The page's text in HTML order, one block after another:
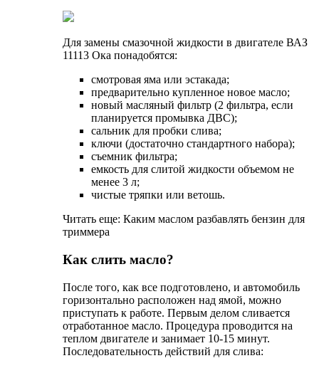
Для замены смазочной жидкости в двигателе ВАЗ
11113 Ока понадобятся:
смотровая яма или эстакада;
предварительно купленное новое масло;
новый масляный фильтр (2 фильтра, если
планируется промывка ДВС);
сальник для пробки слива;
ключи (достаточно стандартного набора);
съемник фильтра;
емкость для слитой жидкости объемом не
менее 3 л;
чистые тряпки или ветошь.
Читать еще: Каким маслом разбавлять бензин для
триммера
Как слить масло?
После того, как все подготовлено, и автомобиль
горизонтально расположен над ямой, можно
приступать к работе. Первым делом сливается
отработанное масло. Процедура проводится на
теплом двигателе и занимает 10-15 минут.
Последовательность действий для слива: